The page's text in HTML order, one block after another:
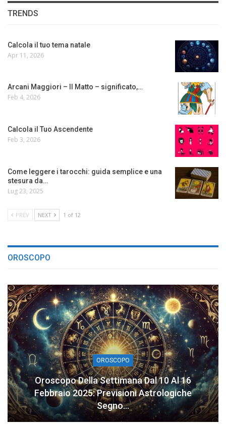
TRENDS
Calcola il tuo tema natale
Apr 11, 2026
Arcani Maggiori – Il Matto – significato,…
Feb 4, 2026
Calcola il Tuo Ascendente
Feb 3, 2026
Come leggere i tarocchi: guida semplice e una
stesura da…
Lug 23, 2025
PREV NEXT 1 of 12
OROSCOPO
OROSCOPO
Oroscopo Della Settimana Dal 10 Al 16
Febbraio 2025: Previsioni Astrologiche
Segno…